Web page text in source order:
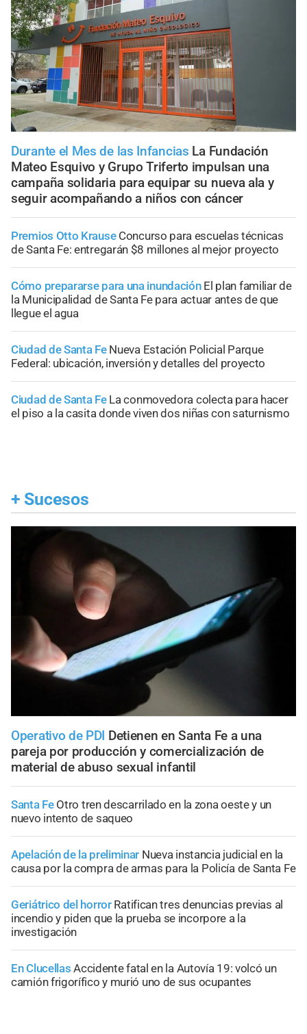
Durante el Mes de las Infancias La Fundación
Mateo Esquivo y Grupo Triferto impulsan una
campaña solidaria para equipar su nueva ala y
seguir acompañando a niños con cáncer
Premios Otto Krause Concurso para escuelas técnicas
de Santa Fe: entregarán $8 millones al mejor proyecto
Cómo prepararse para una inundación El plan familiar de
la Municipalidad de Santa Fe para actuar antes de que
llegue el agua
Ciudad de Santa Fe Nueva Estación Policial Parque
Federal: ubicación, inversión y detalles del proyecto
Ciudad de Santa Fe La conmovedora colecta para hacer
el piso a la casita donde viven dos niñas con saturnismo
+ Sucesos
Operativo de PDI Detienen en Santa Fe a una
pareja por producción y comercialización de
material de abuso sexual infantil
Santa Fe Otro tren descarrilado en la zona oeste y un
nuevo intento de saqueo
Apelación de la preliminar Nueva instancia judicial en la
causa por la compra de armas para la Policía de Santa Fe
Geriátrico del horror Ratifican tres denuncias previas al
incendio y piden que la prueba se incorpore a la
investigación
En Clucellas Accidente fatal en la Autovía 19: volcó un
camión frigorífico y murió uno de sus ocupantes